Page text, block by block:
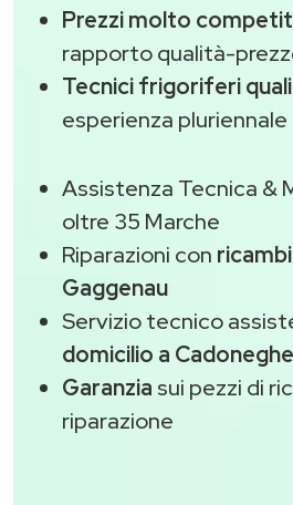
Prezzi molto
rapporto qualità-
Tecnici frigoriferi
esperienza
Assistenza Tecnica &
oltre 35 Marche
Riparazioni con
Gaggenau
Servizio tecnico
domicilio a Cadoneghe
Garanzia sui pezzi di
riparazione